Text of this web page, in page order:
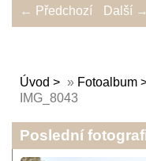
← Předchozí Další →
Úvod » Fotoalbum
IMG_8043
Poslední